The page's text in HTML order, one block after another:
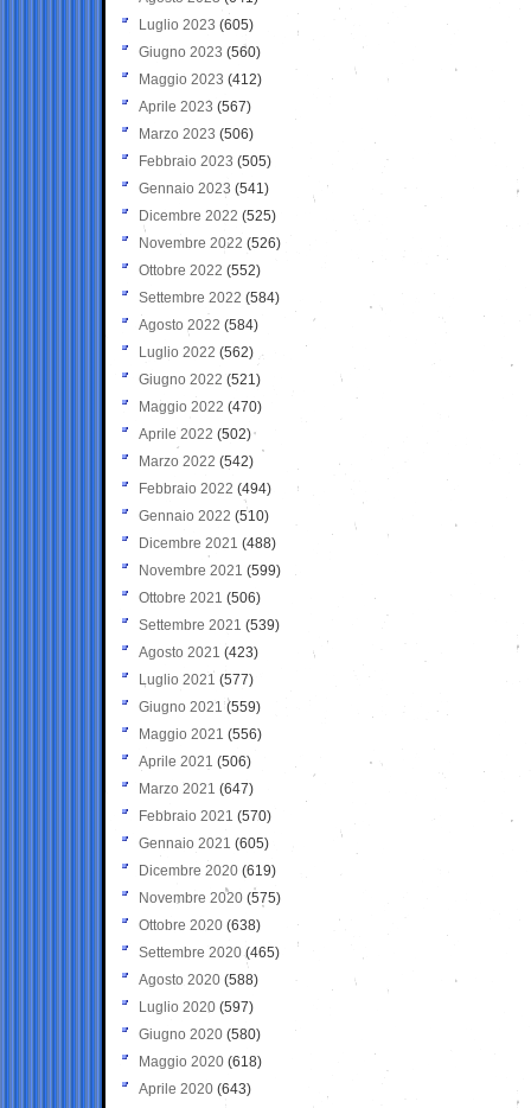
Luglio 2023 (605)
Giugno 2023 (560)
Maggio 2023 (412)
Aprile 2023 (567)
Marzo 2023 (506)
Febbraio 2023 (505)
Gennaio 2023 (541)
Dicembre 2022 (525)
Novembre 2022 (526)
Ottobre 2022 (552)
Settembre 2022 (584)
Agosto 2022 (584)
Luglio 2022 (562)
Giugno 2022 (521)
Maggio 2022 (470)
Aprile 2022 (502)
Marzo 2022 (542)
Febbraio 2022 (494)
Gennaio 2022 (510)
Dicembre 2021 (488)
Novembre 2021 (599)
Ottobre 2021 (506)
Settembre 2021 (539)
Agosto 2021 (423)
Luglio 2021 (577)
Giugno 2021(559)
Maggio 2021 (556)
Aprile 2021 (506)
Marzo 2021 (647)
Febbraio 2021 (570)
Gennaio 2021 (605)
Dicembre 2020 (619)
Novembre 2020 (575)
Ottobre 2020 (638)
Settembre 2020(465)
Agosto 2020 (588)
Luglio 2020 (597)
Giugno 2020 (580)
Maggio 2020 (618)
Aprile 2020 (643)